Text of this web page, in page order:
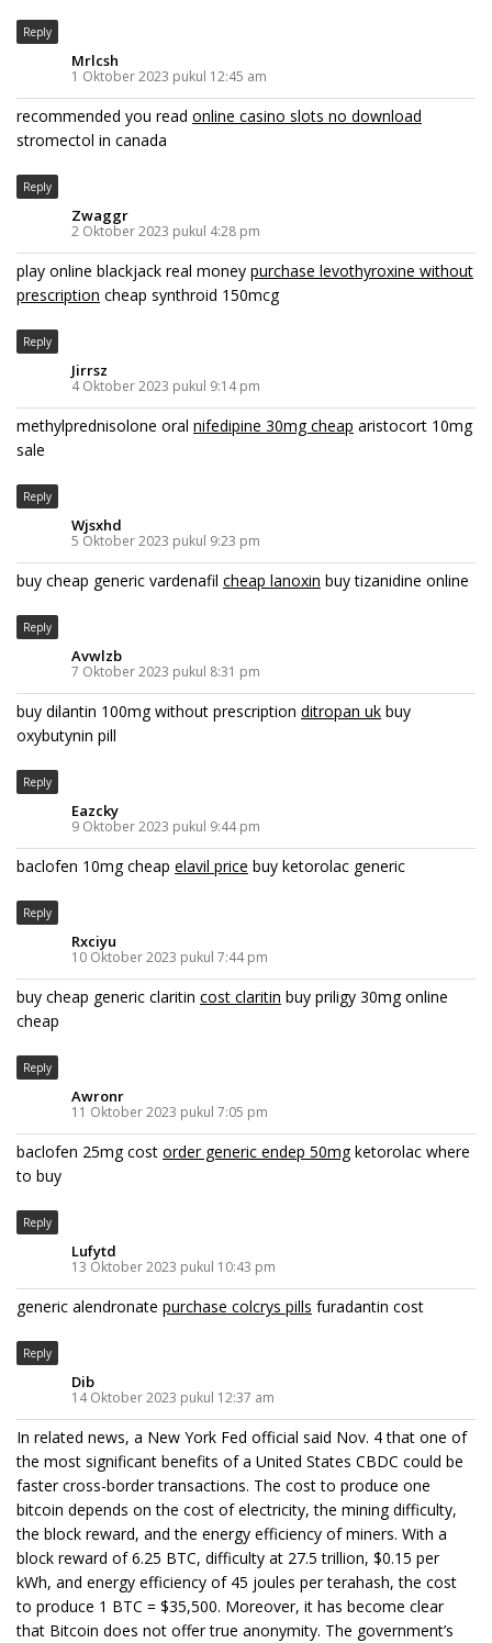
Reply
Mrlcsh
1 Oktober 2023 pukul 12:45 am
recommended you read online casino slots no download
stromectol in canada
Reply
Zwaggr
2 Oktober 2023 pukul 4:28 pm
play online blackjack real money purchase levothyroxine without
prescription cheap synthroid 150mcg
Reply
Jirrsz
4 Oktober 2023 pukul 9:14 pm
methylprednisolone oral nifedipine 30mg cheap aristocort 10mg
sale
Reply
Wjsxhd
5 Oktober 2023 pukul 9:23 pm
buy cheap generic vardenafil cheap lanoxin buy tizanidine online
Reply
Avwlzb
7 Oktober 2023 pukul 8:31 pm
buy dilantin 100mg without prescription ditropan uk buy
oxybutynin pill
Reply
Eazcky
9 Oktober 2023 pukul 9:44 pm
baclofen 10mg cheap elavil price buy ketorolac generic
Reply
Rxciyu
10 Oktober 2023 pukul 7:44 pm
buy cheap generic claritin cost claritin buy priligy 30mg online
cheap
Reply
Awronr
11 Oktober 2023 pukul 7:05 pm
baclofen 25mg cost order generic endep 50mgketorolac where
to buy
Reply
Lufytd
13 Oktober 2023 pukul 10:43 pm
generic alendronate purchase colcrys pills furadantin cost
Reply
Dib
14 Oktober 2023 pukul 12:37 am
In related news, a New York Fed official said Nov. 4 that one of
the most significant benefits of a United States CBDC could be
faster cross-border transactions. The cost to produce one
bitcoin depends on the cost of electricity, the mining difficulty,
the block reward, and the energy efficiency of miners. With a
block reward of 6.25 BTC, difficulty at 27.5 trillion, $0.15 per
kWh, and energy efficiency of 45 joules per terahash, the cost
to produce 1 BTC = $35,500. Moreover, it has become clear
that Bitcoin does not offer true anonymity. The government’s